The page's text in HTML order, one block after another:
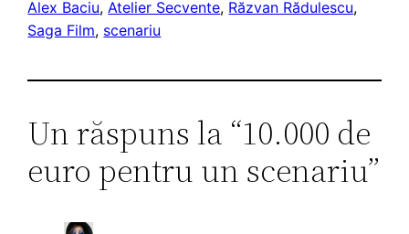
Alex Baciu, Atelier Secvente, Răzvan Rădulescu
Saga Film, scenariu
Un răspuns la “10.000 de
euro pentru un scenariu”